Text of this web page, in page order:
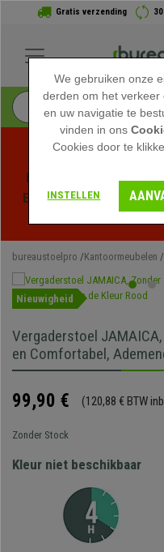
Gratis verzending
Profiteer van de
Exclusieve kortingen
bureaustoelpro Kantoormeubelen
Nieuwigheid
Vergaderstoel
en Comfortabel,
99,90 € (120,88 € BTW
Zonder Stock
Kleur niet beschikbaar
We gebruiken onze
derden om het verkeer
en uw navigatie te
vinden in ons
Cookies door te
INSTELLEN